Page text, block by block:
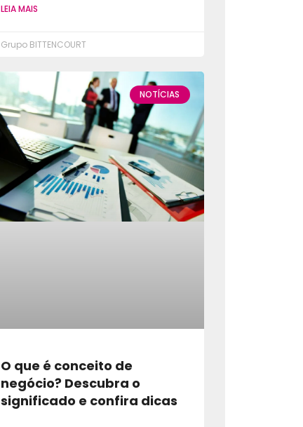
LEIA MAIS
Grupo BITTENCOURT
NOTÍCIAS
O que é conceito de
negócio? Descubra o
significado e confira dicas